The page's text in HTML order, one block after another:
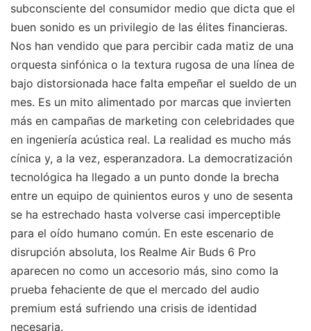
subconsciente del consumidor medio que dicta que el
buen sonido es un privilegio de las élites financieras.
Nos han vendido que para percibir cada matiz de una
orquesta sinfónica o la textura rugosa de una línea de
bajo distorsionada hace falta empeñar el sueldo de un
mes. Es un mito alimentado por marcas que invierten
más en campañas de marketing con celebridades que
en ingeniería acústica real. La realidad es mucho más
cínica y, a la vez, esperanzadora. La democratización
tecnológica ha llegado a un punto donde la brecha
entre un equipo de quinientos euros y uno de sesenta
se ha estrechado hasta volverse casi imperceptible
para el oído humano común. En este escenario de
disrupción absoluta, los Realme Air Buds 6 Pro
aparecen no como un accesorio más, sino como la
prueba fehaciente de que el mercado del audio
premium está sufriendo una crisis de identidad
necesaria.